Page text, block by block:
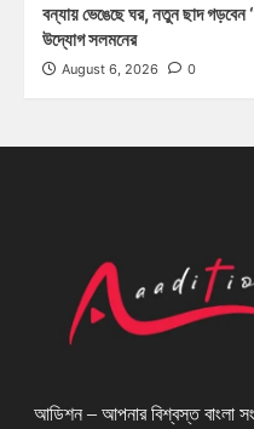
বন্যায় ভেঙেছে ঘর, নতুন ছাদ গড়বেন
উদ্যোগ সলমনের
August 6, 2026 0
আডিশন – আপনার বিশ্বস্ত বাংলা